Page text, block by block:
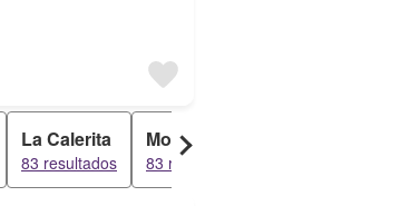
La Calerita
83 resultados
MonteBello
83 resultados